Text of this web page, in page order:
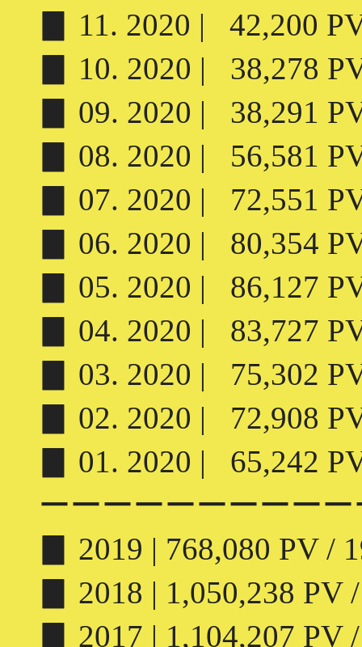
▊ 11. 2020 | 42,200
▊ 10. 2020 | 38,278
▊ 09. 2020 | 38,291
▊ 08. 2020 | 56,581
▊ 07. 2020 | 72,551
▊ 06. 2020 | 80,354
▊ 05. 2020 | 86,127
▊ 04. 2020 | 83,727
▊ 03. 2020 | 75,302
▊ 02. 2020 | 72,908
▊ 01. 2020 | 65,242
ーーーーーーーーー
▊ 2019 | 768,080 PV /
▊ 2018 | 1,050,238 PV
▊ 2017 | 1,104,207 PV